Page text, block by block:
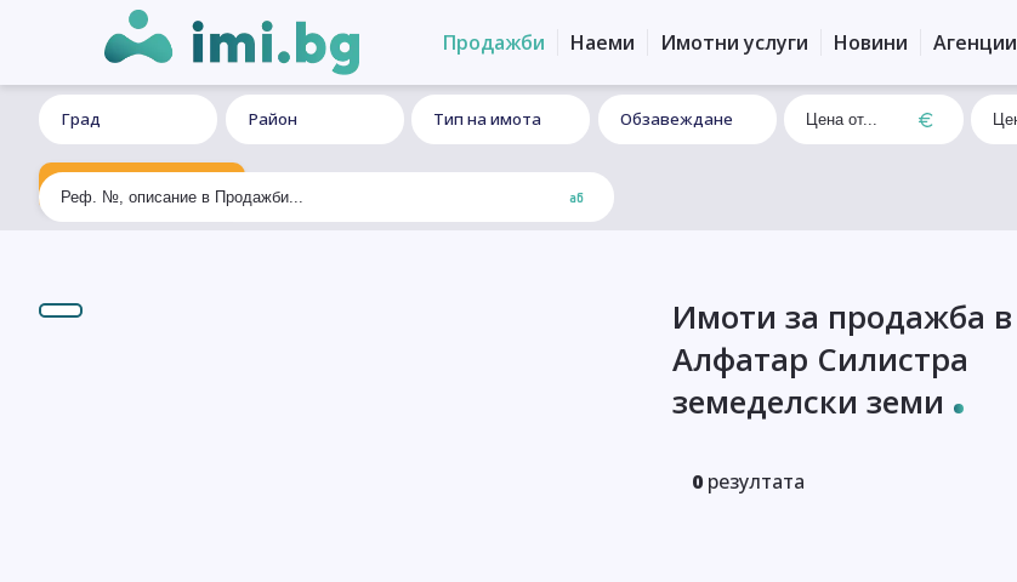
Продажби Наеми Имотни услуги Новини Агенции
Град Район Тип на имота Обзавеждане
Ексклузивно търсене
Имоти за продажба в
Алфатар Силистра
земеделски земи
0 резултата